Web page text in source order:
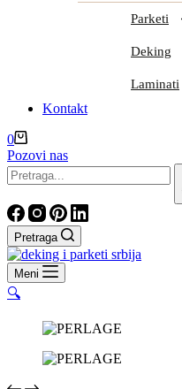
Parketi
Deking
Laminati
Kontakt
Shopping
cart
0
Pozovi nas
Nema
rezultata
Pretraga
Meni
🔍